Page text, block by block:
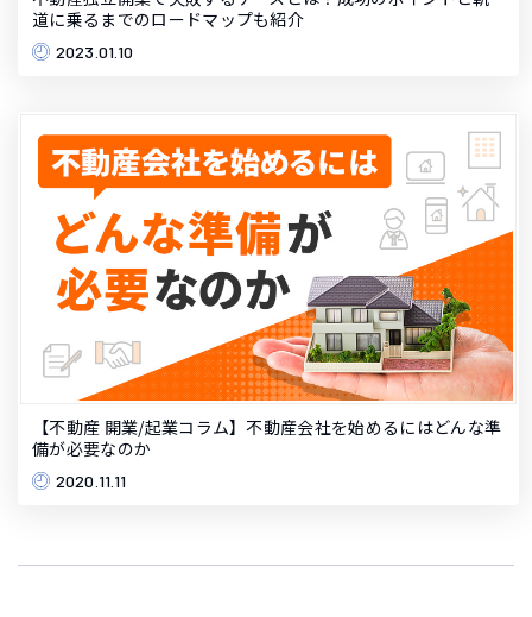
道に乗るまでのロードマップも紹介
2023.01.10
【不動産 開業/起業コラム】不動産会社を始めるにはどんな準
備が必要なのか
2020.11.11